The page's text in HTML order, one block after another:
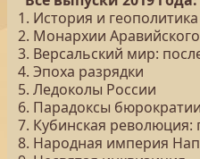
1. История и геополитика
2. Монархии
3. Версальский мир:
4. Эпоха разрядки
5. Ледоколы России
6. Парадоксы бюрократии
7. Кубинская
8. Народная империя